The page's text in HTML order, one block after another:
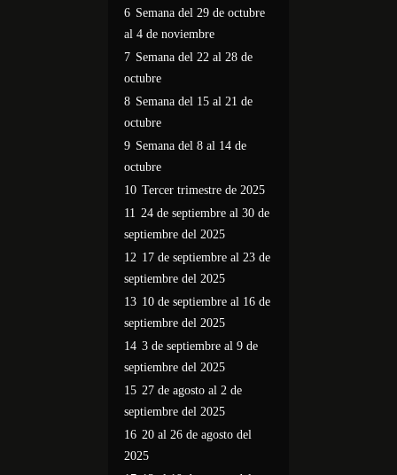
6 Semana del 29 de octubre
al 4 de noviembre
7 Semana del 22 al 28 de
octubre
8 Semana del 15 al 21 de
octubre
9 Semana del 8 al 14 de
octubre
10 Tercer trimestre de 2025
11 24 de septiembre al 30 de
septiembre del 2025
12 17 de septiembre al 23 de
septiembre del 2025
13 10 de septiembre al 16 de
septiembre del 2025
14 3 de septiembre al 9 de
septiembre del 2025
15 27 de agosto al 2 de
septiembre del 2025
16 20 al 26 de agosto del
2025